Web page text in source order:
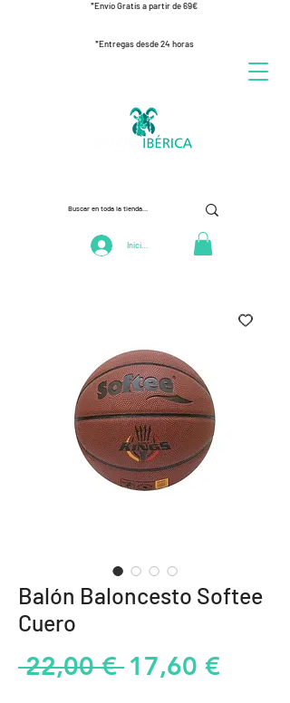
*Envío Gratis a partir de 69€
*Entregas desde 24 horas
Iniciar Sesión
Balón Baloncesto Softee
Cuero
22,00 € Precio
17,60 €Precio